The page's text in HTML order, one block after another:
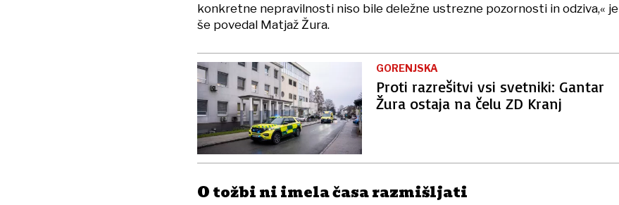
konkretne nepravilnosti niso bile deležne ustrezne pozornosti in odziva,« je
še povedal Matjaž Žura.
GORENJSKA
Proti razrešitvi vsi svetniki: Gantar
Žura ostaja na čelu ZD Kranj
O tožbi ni imela časa razmišljati